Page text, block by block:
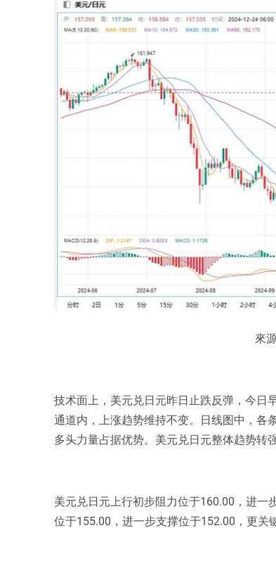
來
技术面上，美元兑日元昨日止跌反弹，今日
通道内，上涨趋势维持不变。日线图中，各
多头力量占据优势。美元兑日元整体趋势转
美元兑日元上行初步阻力位于160.00，进
位于155.00，进一步支撑位于152.00，更关